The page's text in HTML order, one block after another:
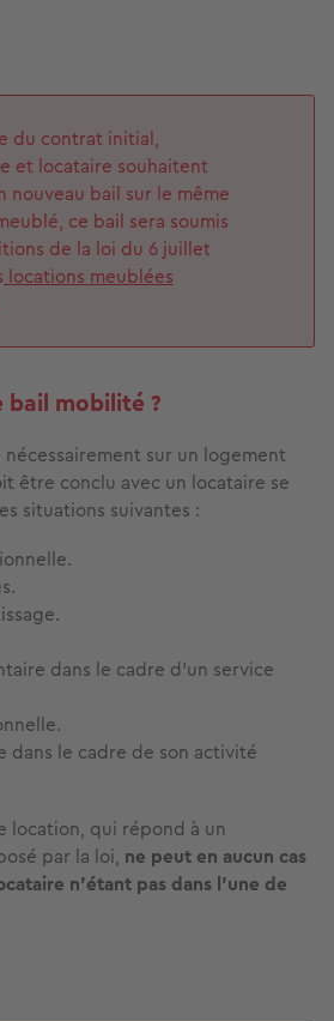
du contrat initial,
et locataire souhaitent
nouveau bail sur le même
ce bail sera soumis
de la loi du 6 juillet
locations meublées
bail mobilité ?
sur un logement
être conclu avec un locataire se
situations suivantes :
dans le cadre d’un service
dans le cadre de son activité
location, qui répond à un
par la loi, ne peut en aucun cas
n’étant pas dans l’une de